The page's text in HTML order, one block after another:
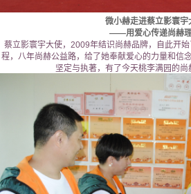
微小赫走进蔡立影寰宇
——用爱心传递尚赫
蔡立影寰宇大使，2009年结识尚赫品牌，自此开始
程，八年尚赫公益路，给了她奉献爱心的力量和信
坚定与执著，有了今天桃李满园的尚